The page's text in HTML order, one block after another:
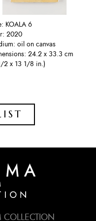
KOALA 6
2020
oil on canvas
24.2 x 33.3 cm
2 x 13 1/8 in.)